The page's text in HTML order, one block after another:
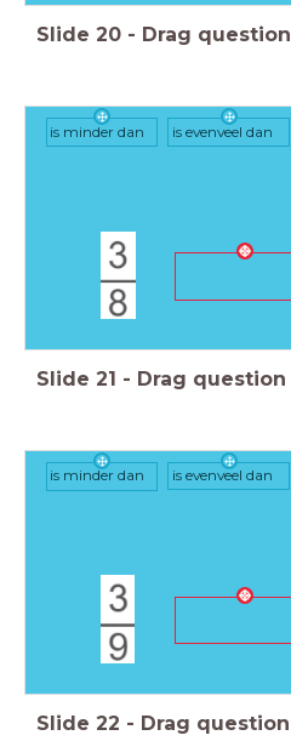
Slide 20 - Drag question
is minder dan is evenveel dan
Slide 21 - Drag question
is minder dan is evenveel dan
Slide 22 - Drag question